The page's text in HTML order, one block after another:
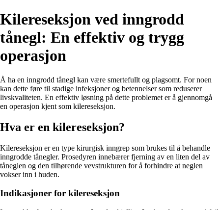
Kilereseksjon ved inngrodd
tånegl: En effektiv og trygg
operasjon
Å ha en inngrodd tånegl kan være smertefullt og plagsomt. For noen
kan dette føre til stadige infeksjoner og betennelser som reduserer
livskvaliteten. En effektiv løsning på dette problemet er å gjennomgå
en operasjon kjent som kilereseksjon.
Hva er en kilereseksjon?
Kilereseksjon er en type kirurgisk inngrep som brukes til å behandle
inngrodde tånegler. Prosedyren innebærer fjerning av en liten del av
tåneglen og den tilhørende vevstrukturen for å forhindre at neglen
vokser inn i huden.
Indikasjoner for kilereseksjon